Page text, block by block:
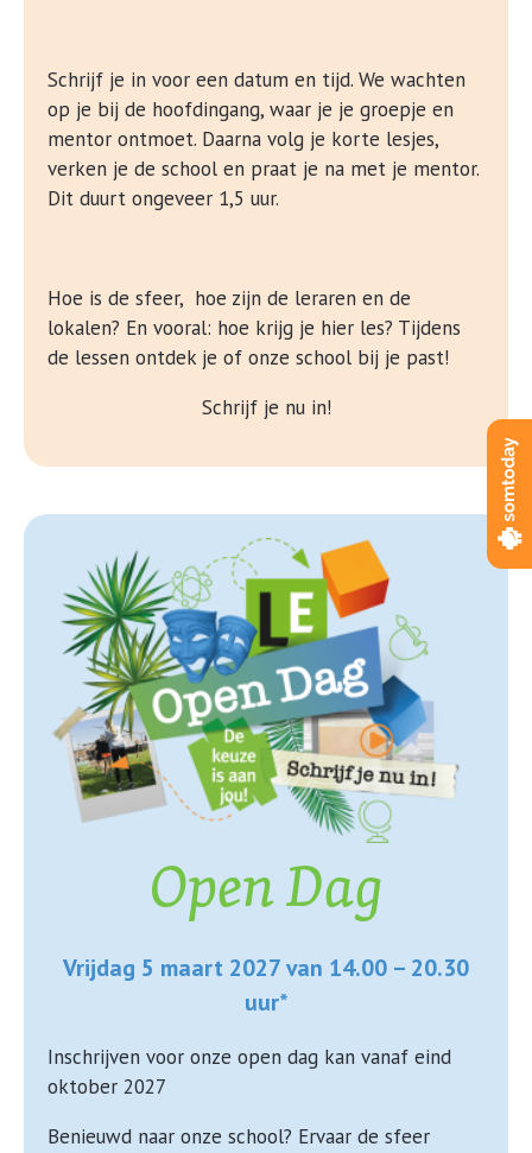
Schrijf je in voor een datum en tijd. We wachten
op je bij de hoofdingang, waar je je groepje en
mentor ontmoet. Daarna volg je korte lesjes,
verken je de school en praat je na met je mentor.
Dit duurt ongeveer 1,5 uur.
Hoe is de sfeer, hoe zijn de leraren en de
lokalen? En vooral: hoe krijg je hier les? Tijdens
de lessen ontdek je of onze school bij je past!
Schrijf je nu in!
Open Dag
Vrijdag 5 maart 2027 van 14.00 – 20.30
uur*
Inschrijven voor onze open dag kan vanaf eind
oktober 2027
Benieuwd naar onze school? Ervaar de sfeer